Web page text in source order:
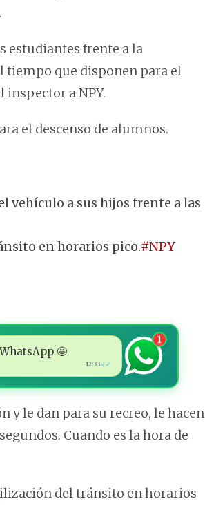
estudiantes frente a la
tiempo que disponen para el
inspector a NPY.
el descenso de alumnos.
vehículo a sus hijos frente a las
en horarios pico.#NPY
🤩
12:33 ✓✓
1
y le dan para su recreo, le hacen
Cuando es la hora de
del tránsito en horarios